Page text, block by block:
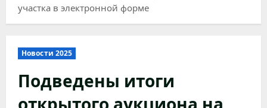
участка в электронной форме
Новости 2025
Подведены итоги
открытого аукциона на